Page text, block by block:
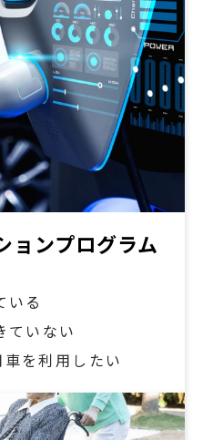
ョンプログラム
いる
ていない
を利用したい